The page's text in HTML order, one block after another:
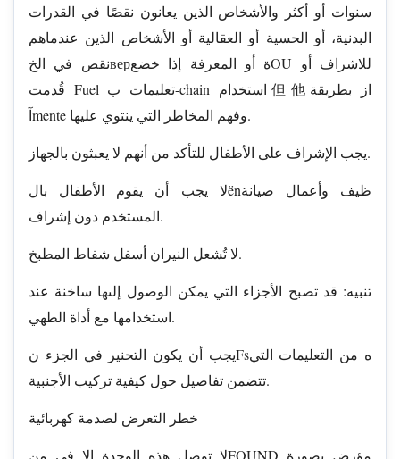
سنوات أو أكثر والأشخاص الذين يعانون نقصًا في القدرات
البدنية، أو الحسية أو العقالية أو الأشخاص الذين عندماهم
نقص في الخверة أو المعرفة إذا خضعOU للاشراف أو
قُدمت Fuel تعليمات ب-chain استخدام但他از بطريقة
آmente وفهم المخاطر التي ينتوي عليها.
يجب الإشراف على الأطفال للتأكد من أنهم لا يعبثون بالجهاز.
لا يجب أن يقوم الأطفال بالënظيف وأعمال صيانة
المستخدم دون إشراف.
لا تُشعل النيران أسفل شفاط المطبخ.
تنبيه: قد تصبح الأجزاء التي يمكن الوصول إلىها ساخنة عند
استخدامها مع أداة الطهي.
يجب أن يكون التحنير في الجزء نFsه من التعليمات التي
تتضمن تفاصيل حول كيفية تركيب الأجنبية.
خطر التعرض لصدمة كهربائية
لا توصل هذه الوحدة إلا في منFOUND مؤرض بصورة